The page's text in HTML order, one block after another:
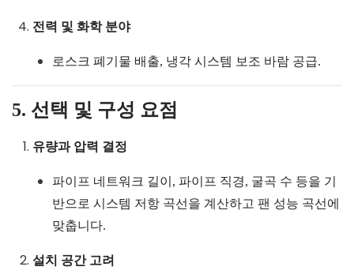
전력 및 화학 분야
로스크 폐기물 배출, 냉각 시스템 보조 바람 공급.
5. 선택 및 구성 요점
유량과 압력 결정
파이프 네트워크 길이, 파이프 직경, 굴곡 수 등을 기
반으로 시스템 저항 곡선을 계산하고 팬 성능 곡선에
맞춥니다.
설치 공간 고려